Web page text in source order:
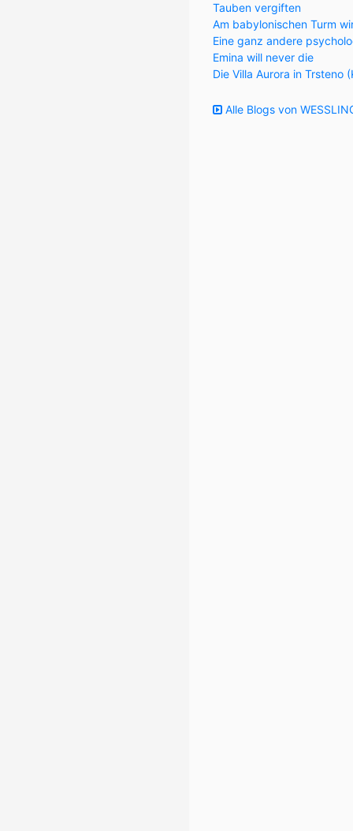
Tauben vergiften
Am babylonischen Turm
Eine ganz andere
Emina will never die
Die Villa Aurora in Trsteno
Alle Blogs von